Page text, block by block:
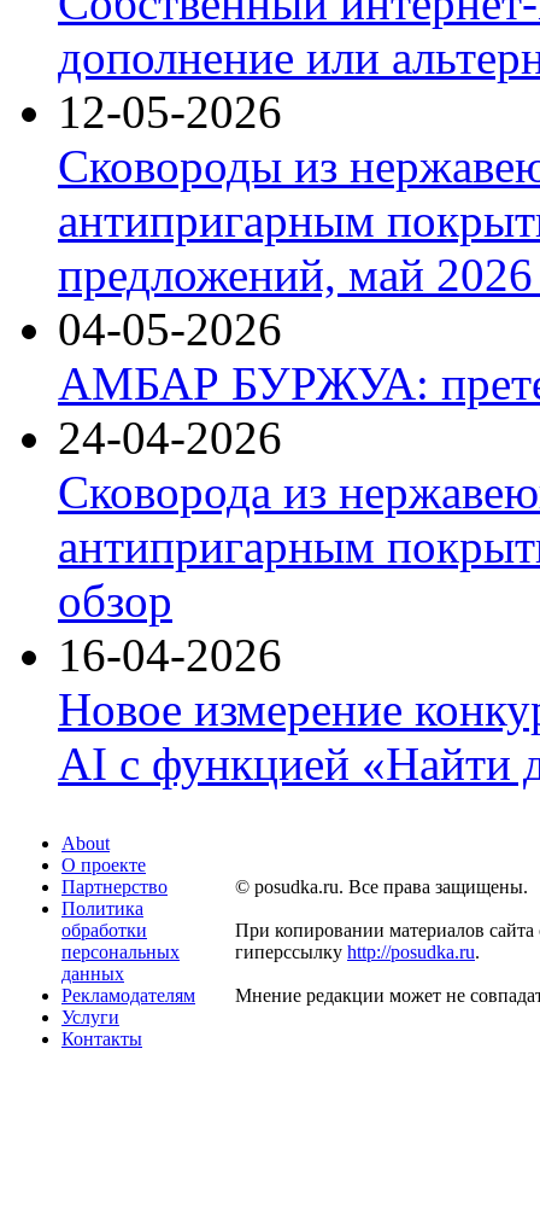
дополнение или
12-05-2026
Сковороды из
антипригарным
предложений, май 2026
04-05-2026
АМБАР БУРЖУА:
24-04-2026
Сковорода из
антипригарным
обзор
16-04-2026
Новое измерение
AI с функцией «Найти
About
О проекте
Партнерство
Политика
обработки
персональных
данных
Рекламодателям
Услуги
Контакты
© posudka.ru. Все права защищены.
При копировании материалов сайта
гиперссылку http://posudka.ru.
Мнение редакции может не